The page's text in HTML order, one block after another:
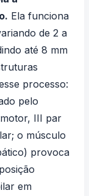
Ela funciona
de 2 a
até 8 mm
processo:
pelo
III par
o músculo
provoca
em